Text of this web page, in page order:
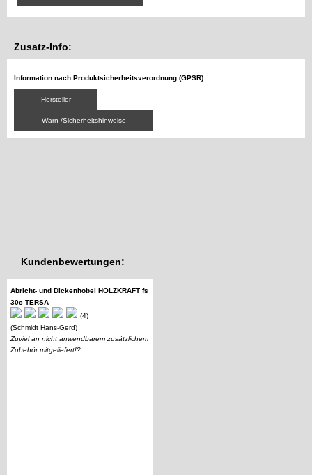
Zusatz-Info:
Information nach Produktsicherheitsverordnung (GPSR):
Hersteller
Warn-/Sicherheitshinweise
Kundenbewertungen:
Abricht- und Dickenhobel HOLZKRAFT fs
30c TERSA
(4)
(Schmidt Hans-Gerd)
Zuviel an nicht anwendbarem zusätzlichem
Zubehör mitgeliefert!?